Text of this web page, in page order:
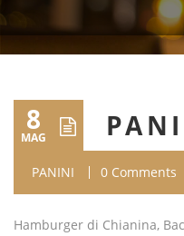
8
MAG
PANINI 0 Comments
Hamburger di Chianina,